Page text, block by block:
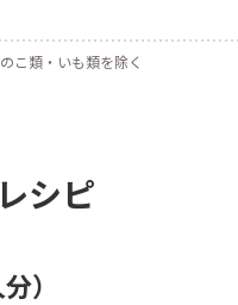
こ類・いも類を除く
シピ
）